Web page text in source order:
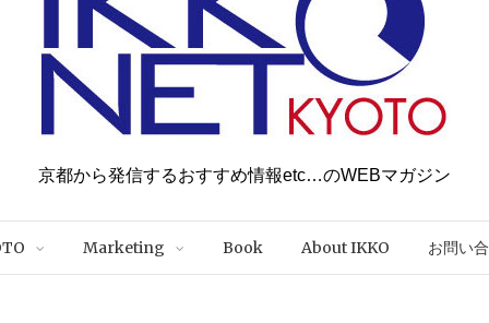
京都から発信するおすすめ情報etc…のWEBマガジン
Marketing Book About IKKO お問い